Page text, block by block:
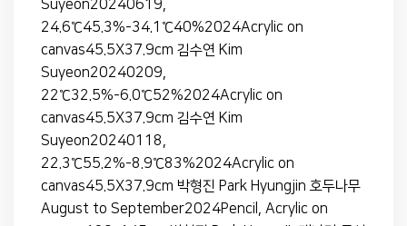
Suyeon20240619,
24.6℃45.3%-34.1℃40%2024Acrylic on
canvas45.5X37.9cm 김수연 Kim
Suyeon20240209,
22℃32.5%-6.0℃52%2024Acrylic on
canvas45.5X37.9cm 김수연 Kim
Suyeon20240118,
22.3℃55.2%-8.9℃83%2024Acrylic on
canvas45.5X37.9cm 박형진 Park Hyungjin 호두나무
August to September2024Pencil, Acrylic on